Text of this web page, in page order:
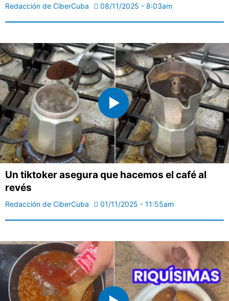
Redacción de CiberCuba 08/11/2025 - 8:03am
Un tiktoker asegura que hacemos el café al
revés
Redacción de CiberCuba 01/11/2025 - 11:55am